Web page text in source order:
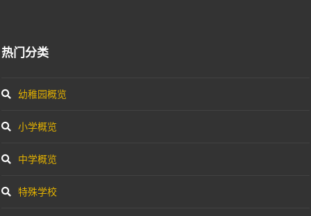
热门分类
幼稚园概览
小学概览
中学概览
特殊学校